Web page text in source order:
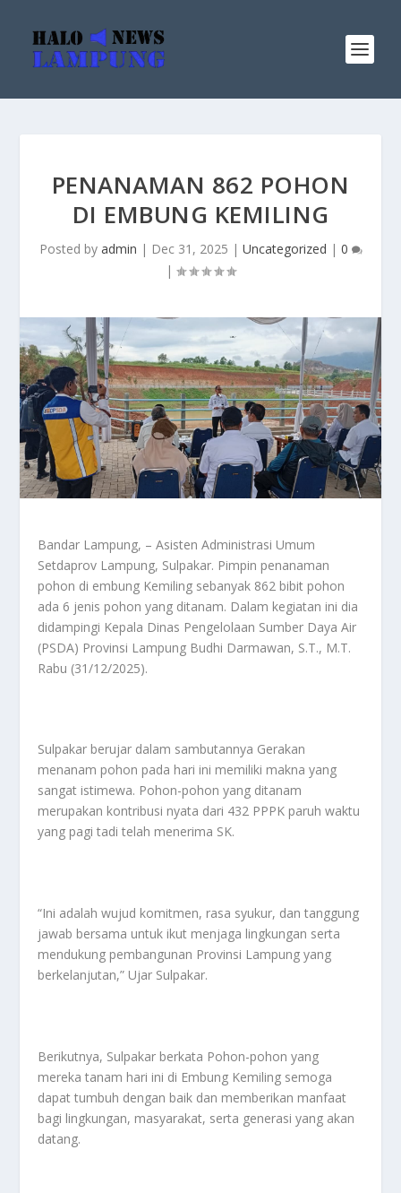
PENANAMAN 862 POHON
DI EMBUNG KEMILING
Posted by admin | Dec 31, 2025 | Uncategorized | 0
|
Bandar Lampung, – Asisten Administrasi Umum
Setdaprov Lampung, Sulpakar. Pimpin penanaman
pohon di embung Kemiling sebanyak 862 bibit pohon
ada 6 jenis pohon yang ditanam. Dalam kegiatan ini dia
didampingi Kepala Dinas Pengelolaan Sumber Daya Air
(PSDA) Provinsi Lampung Budhi Darmawan, S.T., M.T.
Rabu (31/12/2025).
Sulpakar berujar dalam sambutannya Gerakan
menanam pohon pada hari ini memiliki makna yang
sangat istimewa. Pohon-pohon yang ditanam
merupakan kontribusi nyata dari 432 PPPK paruh waktu
yang pagi tadi telah menerima SK.
“Ini adalah wujud komitmen, rasa syukur, dan tanggung
jawab bersama untuk ikut menjaga lingkungan serta
mendukung pembangunan Provinsi Lampung yang
berkelanjutan,” Ujar Sulpakar.
Berikutnya, Sulpakar berkata Pohon-pohon yang
mereka tanam hari ini di Embung Kemiling semoga
dapat tumbuh dengan baik dan memberikan manfaat
bagi lingkungan, masyarakat, serta generasi yang akan
datang.